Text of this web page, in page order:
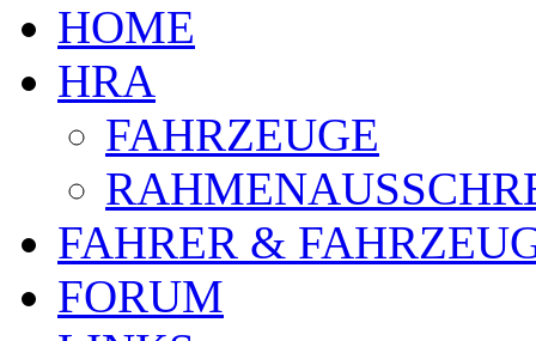
HOME
HRA
FAHRZEUGE
FAHRER &
FORUM